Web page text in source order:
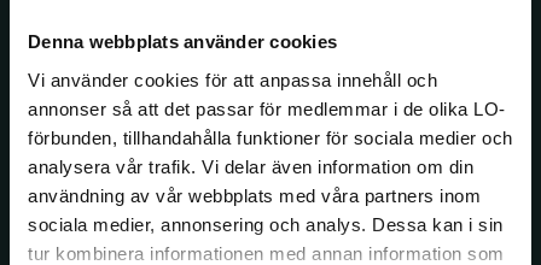
Denna webbplats använder cookies
Vi använder cookies för att anpassa innehåll och
annonser så att det passar för medlemmar i de olika LO-
förbunden, tillhandahålla funktioner för sociala medier och
analysera vår trafik. Vi delar även information om din
användning av vår webbplats med våra partners inom
sociala medier, annonsering och analys. Dessa kan i sin
tur kombinera informationen med annan information som